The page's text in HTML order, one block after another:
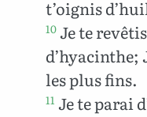
t’oignis
10 Je te
d’hyacinthe;
les plus fins.
11 Je te parai